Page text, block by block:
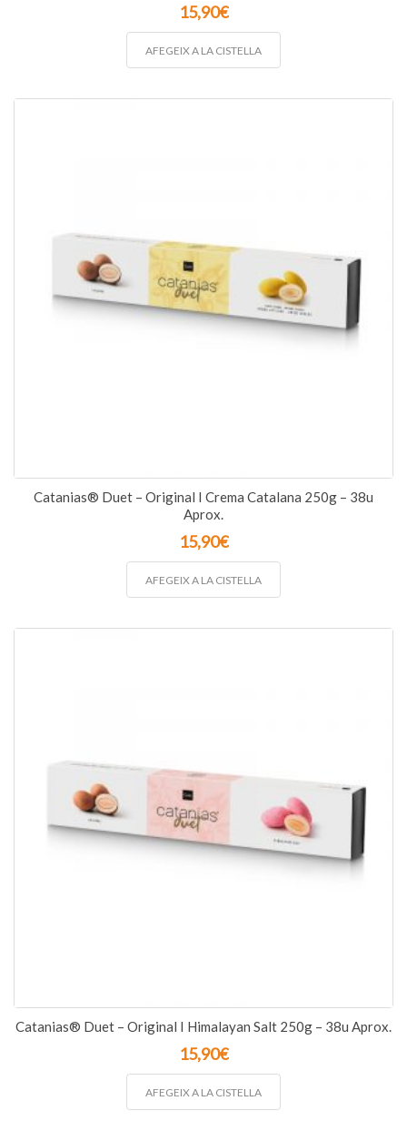
15,90€
AFEGEIX A LA CISTELLA
Catanias® Duet – Original I Crema Catalana 250g – 38u
Aprox.
15,90€
AFEGEIX A LA CISTELLA
Catanias® Duet – Original I Himalayan Salt 250g – 38u Aprox.
15,90€
AFEGEIX A LA CISTELLA